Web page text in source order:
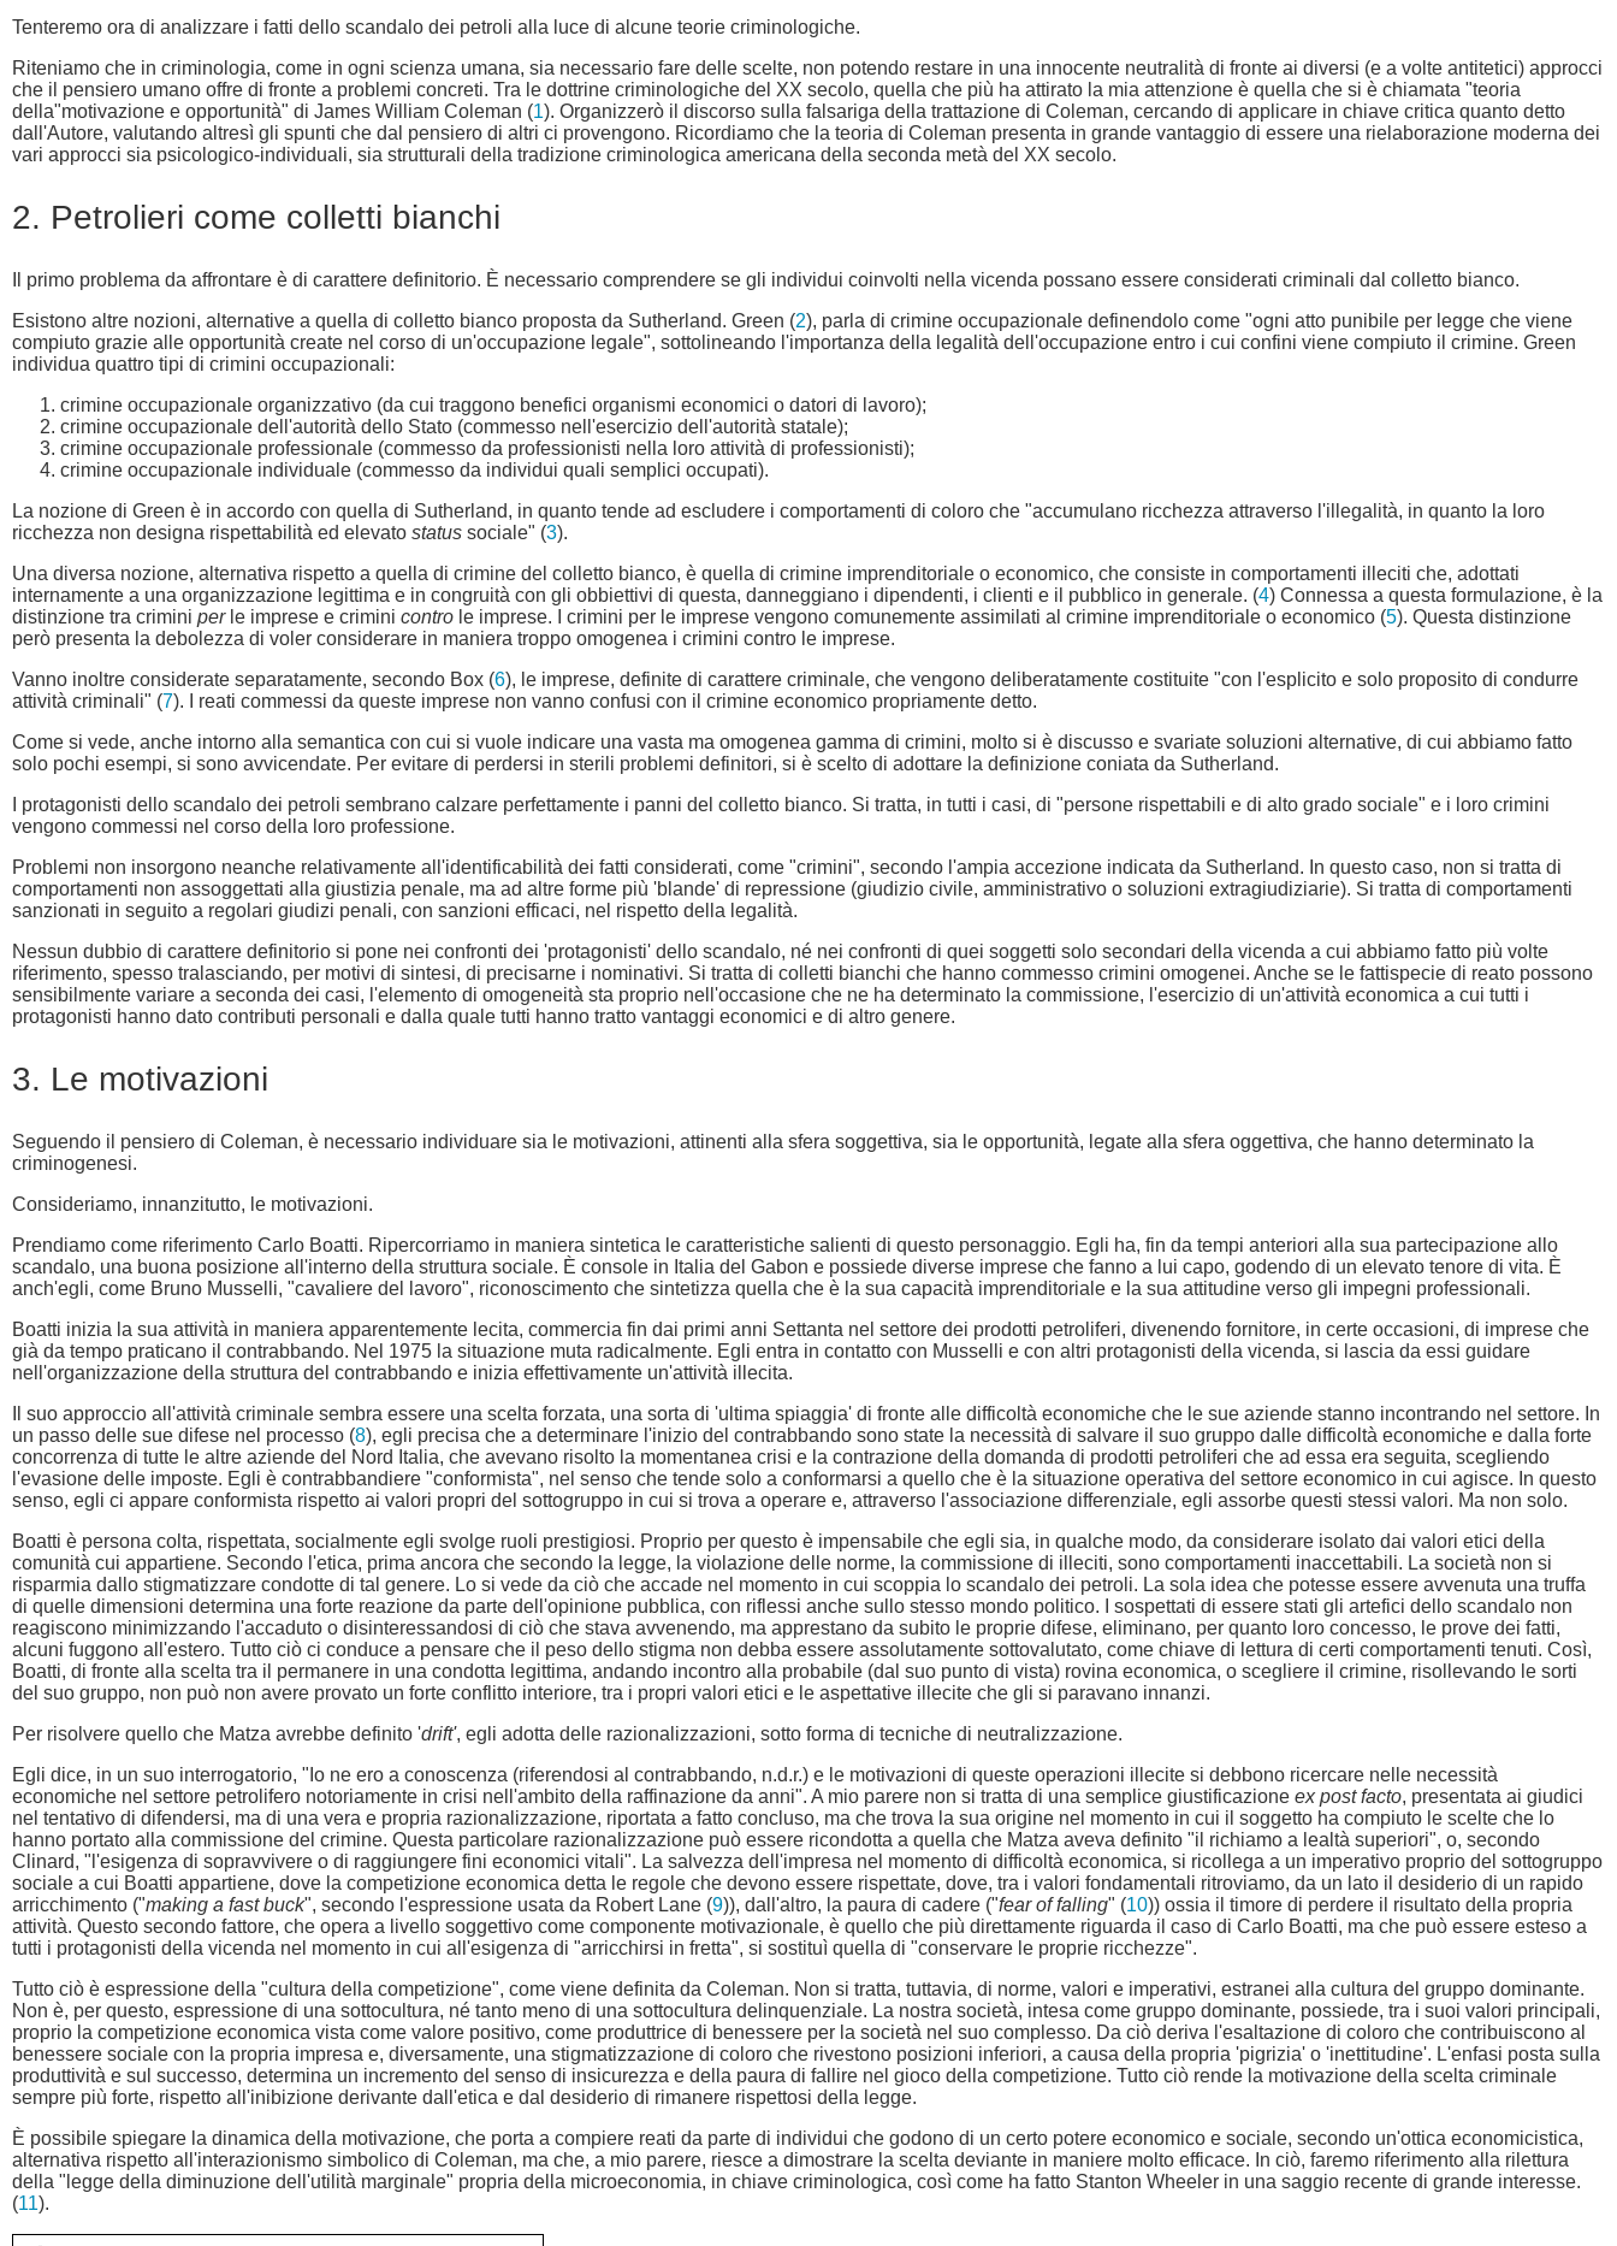
Tenteremo ora di analizzare i fatti dello scandalo dei petroli alla luce di alcune teorie criminologiche.
Riteniamo che in criminologia, come in ogni scienza umana, sia necessario fare delle scelte, non potendo restare in una innocente neutralità di fronte ai diversi (e a volte antitetici) approcci
che il pensiero umano offre di fronte a problemi concreti. Tra le dottrine criminologiche del XX secolo, quella che più ha attirato la mia attenzione è quella che si è chiamata "teoria
della"motivazione e opportunità" di James William Coleman (1). Organizzerò il discorso sulla falsariga della trattazione di Coleman, cercando di applicare in chiave critica quanto detto
dall'Autore, valutando altresì gli spunti che dal pensiero di altri ci provengono. Ricordiamo che la teoria di Coleman presenta in grande vantaggio di essere una rielaborazione moderna dei
vari approcci sia psicologico-individuali, sia strutturali della tradizione criminologica americana della seconda metà del XX secolo.
2. Petrolieri come colletti bianchi
Il primo problema da affrontare è di carattere definitorio. È necessario comprendere se gli individui coinvolti nella vicenda possano essere considerati criminali dal colletto bianco.
Esistono altre nozioni, alternative a quella di colletto bianco proposta da Sutherland. Green (2), parla di crimine occupazionale definendolo come "ogni atto punibile per legge che viene
compiuto grazie alle opportunità create nel corso di un'occupazione legale", sottolineando l'importanza della legalità dell'occupazione entro i cui confini viene compiuto il crimine. Green
individua quattro tipi di crimini occupazionali:
crimine occupazionale organizzativo (da cui traggono benefici organismi economici o datori di lavoro);
crimine occupazionale dell'autorità dello Stato (commesso nell'esercizio dell'autorità statale);
crimine occupazionale professionale (commesso da professionisti nella loro attività di professionisti);
crimine occupazionale individuale (commesso da individui quali semplici occupati).
La nozione di Green è in accordo con quella di Sutherland, in quanto tende ad escludere i comportamenti di coloro che "accumulano ricchezza attraverso l'illegalità, in quanto la loro
ricchezza non designa rispettabilità ed elevato status sociale" (3).
Una diversa nozione, alternativa rispetto a quella di crimine del colletto bianco, è quella di crimine imprenditoriale o economico, che consiste in comportamenti illeciti che, adottati
internamente a una organizzazione legittima e in congruità con gli obbiettivi di questa, danneggiano i dipendenti, i clienti e il pubblico in generale. (4) Connessa a questa formulazione, è la
distinzione tra crimini perle imprese e crimini contro le imprese. I crimini per le imprese vengono comunemente assimilati al crimine imprenditoriale o economico (5). Questa distinzione
però presenta la debolezza di voler considerare in maniera troppo omogenea i crimini contro le imprese.
Vanno inoltre considerate separatamente, secondo Box (6), le imprese, definite di carattere criminale, che vengono deliberatamente costituite "con l'esplicito e solo proposito di condurre
attività criminali" (7). I reati commessi da queste imprese non vanno confusi con il crimine economico propriamente detto.
Come si vede, anche intorno alla semantica con cui si vuole indicare una vasta ma omogenea gamma di crimini, molto si è discusso e svariate soluzioni alternative, di cui abbiamo fatto
solo pochi esempi, si sono avvicendate. Per evitare di perdersi in sterili problemi definitori, si è scelto di adottare la definizione coniata da Sutherland.
I protagonisti dello scandalo dei petroli sembrano calzare perfettamente i panni del colletto bianco. Si tratta, in tutti i casi, di "persone rispettabili e di alto grado sociale" e i loro crimini
vengono commessi nel corso della loro professione.
Problemi non insorgono neanche relativamente all'identificabilità dei fatti considerati, come "crimini", secondo l'ampia accezione indicata da Sutherland. In questo caso, non si tratta di
comportamenti non assoggettati alla giustizia penale, ma ad altre forme più 'blande' di repressione (giudizio civile, amministrativo o soluzioni extragiudiziarie). Si tratta di comportamenti
sanzionati in seguito a regolari giudizi penali, con sanzioni efficaci, nel rispetto della legalità.
Nessun dubbio di carattere definitorio si pone nei confronti dei 'protagonisti' dello scandalo, né nei confronti di quei soggetti solo secondari della vicenda a cui abbiamo fatto più volte
riferimento, spesso tralasciando, per motivi di sintesi, di precisarne i nominativi. Si tratta di colletti bianchi che hanno commesso crimini omogenei. Anche se le fattispecie di reato possono
sensibilmente variare a seconda dei casi, l'elemento di omogeneità sta proprio nell'occasione che ne ha determinato la commissione, l'esercizio di un'attività economica a cui tutti i
protagonisti hanno dato contributi personali e dalla quale tutti hanno tratto vantaggi economici e di altro genere.
3. Le motivazioni
Seguendo il pensiero di Coleman, è necessario individuare sia le motivazioni, attinenti alla sfera soggettiva, sia le opportunità, legate alla sfera oggettiva, che hanno determinato la
criminogenesi.
Consideriamo, innanzitutto, le motivazioni.
Prendiamo come riferimento Carlo Boatti. Ripercorriamo in maniera sintetica le caratteristiche salienti di questo personaggio. Egli ha, fin da tempi anteriori alla sua partecipazione allo
scandalo, una buona posizione all'interno della struttura sociale. È console in Italia del Gabon e possiede diverse imprese che fanno a lui capo, godendo di un elevato tenore di vita. È
anch'egli, come Bruno Musselli, "cavaliere del lavoro", riconoscimento che sintetizza quella che è la sua capacità imprenditoriale e la sua attitudine verso gli impegni professionali.
Boatti inizia la sua attività in maniera apparentemente lecita, commercia fin dai primi anni Settanta nel settore dei prodotti petroliferi, divenendo fornitore, in certe occasioni, di imprese che
già da tempo praticano il contrabbando. Nel 1975 la situazione muta radicalmente. Egli entra in contatto con Musselli e con altri protagonisti della vicenda, si lascia da essi guidare
nell'organizzazione della struttura del contrabbando e inizia effettivamente un'attività illecita.
Il suo approccio all'attività criminale sembra essere una scelta forzata, una sorta di 'ultima spiaggia' di fronte alle difficoltà economiche che le sue aziende stanno incontrando nel settore. In
un passo delle sue difese nel processo (8), egli precisa che a determinare l'inizio del contrabbando sono state la necessità di salvare il suo gruppo dalle difficoltà economiche e dalla forte
concorrenza di tutte le altre aziende del Nord Italia, che avevano risolto la momentanea crisi e la contrazione della domanda di prodotti petroliferi che ad essa era seguita, scegliendo
l'evasione delle imposte. Egli è contrabbandiere "conformista", nel senso che tende solo a conformarsi a quello che è la situazione operativa del settore economico in cui agisce. In questo
senso, egli ci appare conformista rispetto ai valori propri del sottogruppo in cui si trova a operare e, attraverso l'associazione differenziale, egli assorbe questi stessi valori. Ma non solo.
Boatti è persona colta, rispettata, socialmente egli svolge ruoli prestigiosi. Proprio per questo è impensabile che egli sia, in qualche modo, da considerare isolato dai valori etici della
comunità cui appartiene. Secondo l'etica, prima ancora che secondo la legge, la violazione delle norme, la commissione di illeciti, sono comportamenti inaccettabili. La società non si
risparmia dallo stigmatizzare condotte di tal genere. Lo si vede da ciò che accade nel momento in cui scoppia lo scandalo dei petroli. La sola idea che potesse essere avvenuta una truffa
di quelle dimensioni determina una forte reazione da parte dell'opinione pubblica, con riflessi anche sullo stesso mondo politico. I sospettati di essere stati gli artefici dello scandalo non
reagiscono minimizzando l'accaduto o disinteressandosi di ciò che stava avvenendo, ma apprestano da subito le proprie difese, eliminano, per quanto loro concesso, le prove dei fatti,
alcuni fuggono all'estero. Tutto ciò ci conduce a pensare che il peso dello stigma non debba essere assolutamente sottovalutato, come chiave di lettura di certi comportamenti tenuti. Così,
Boatti, di fronte alla scelta tra il permanere in una condotta legittima, andando incontro alla probabile (dal suo punto di vista) rovina economica, o scegliere il crimine, risollevando le sorti
del suo gruppo, non può non avere provato un forte conflitto interiore, tra i propri valori etici e le aspettative illecite che gli si paravano innanzi.
Per risolvere quello che Matza avrebbe definito 'drift', egli adotta delle razionalizzazioni, sotto forma di tecniche di neutralizzazione.
Egli dice, in un suo interrogatorio, "Io ne ero a conoscenza (riferendosi al contrabbando, n.d.r.) e le motivazioni di queste operazioni illecite si debbono ricercare nelle necessità
economiche nel settore petrolifero notoriamente in crisi nell'ambito della raffinazione da anni". A mio parere non si tratta di una semplice giustificazione ex post facto, presentata ai giudici
nel tentativo di difendersi, ma di una vera e propria razionalizzazione, riportata a fatto concluso, ma che trova la sua origine nel momento in cui il soggetto ha compiuto le scelte che lo
hanno portato alla commissione del crimine. Questa particolare razionalizzazione può essere ricondotta a quella che Matza aveva definito "il richiamo a lealtà superiori", o, secondo
Clinard, "l'esigenza di sopravvivere o di raggiungere fini economici vitali". La salvezza dell'impresa nel momento di difficoltà economica, si ricollega a un imperativo proprio del sottogruppo
sociale a cui Boatti appartiene, dove la competizione economica detta le regole che devono essere rispettate, dove, tra i valori fondamentali ritroviamo, da un lato il desiderio di un rapido
arricchimento ("making a fast buck", secondo l'espressione usata da Robert Lane (9)), dall'altro, la paura di cadere ("fear of falling" (10)) ossia il timore di perdere il risultato della propria
attività. Questo secondo fattore, che opera a livello soggettivo come componente motivazionale, è quello che più direttamente riguarda il caso di Carlo Boatti, ma che può essere esteso a
tutti i protagonisti della vicenda nel momento in cui all'esigenza di "arricchirsi in fretta", si sostituì quella di "conservare le proprie ricchezze".
Tutto ciò è espressione della "cultura della competizione", come viene definita da Coleman. Non si tratta, tuttavia, di norme, valori e imperativi, estranei alla cultura del gruppo dominante.
Non è, per questo, espressione di una sottocultura, né tanto meno di una sottocultura delinquenziale. La nostra società, intesa come gruppo dominante, possiede, tra i suoi valori principali,
proprio la competizione economica vista come valore positivo, come produttrice di benessere per la società nel suo complesso. Da ciò deriva l'esaltazione di coloro che contribuiscono al
benessere sociale con la propria impresa e, diversamente, una stigmatizzazione di coloro che rivestono posizioni inferiori, a causa della propria 'pigrizia' o 'inettitudine'. L'enfasi posta sulla
produttività e sul successo, determina un incremento del senso di insicurezza e della paura di fallire nel gioco della competizione. Tutto ciò rende la motivazione della scelta criminale
sempre più forte, rispetto all'inibizione derivante dall'etica e dal desiderio di rimanere rispettosi della legge.
È possibile spiegare la dinamica della motivazione, che porta a compiere reati da parte di individui che godono di un certo potere economico e sociale, secondo un'ottica economicistica,
alternativa rispetto all'interazionismo simbolico di Coleman, ma che, a mio parere, riesce a dimostrare la scelta deviante in maniere molto efficace. In ciò, faremo riferimento alla rilettura
della "legge della diminuzione dell'utilità marginale" propria della microeconomia, in chiave criminologica, così come ha fatto Stanton Wheeler in una saggio recente di grande interesse.
(11).